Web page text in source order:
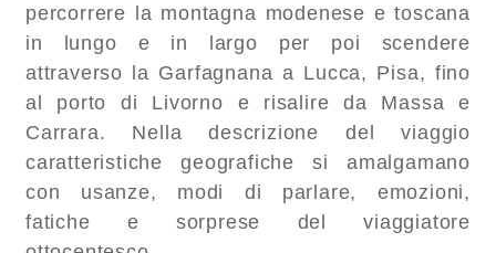
percorrere la montagna modenese e toscana
in lungo e in largo per poi scendere
attraverso la Garfagnana a Lucca, Pisa, fino
al porto di Livorno e risalire da Massa e
Carrara. Nella descrizione del viaggio
caratteristiche geografiche si amalgamano
con usanze, modi di parlare, emozioni,
fatiche e sorprese del viaggiatore